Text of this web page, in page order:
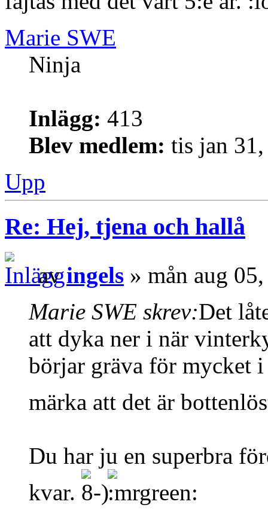
Marie SWE
Ninja
Inlägg: 413
Blev medlem: tis jan
Upp
Re: Hej, tjena och hallå
avingels » mån aug
Marie SWE skrev:Det
att dyka ner i när
börjar gräva för mycket
märka att det är
Du har ju en superbra
kvar.